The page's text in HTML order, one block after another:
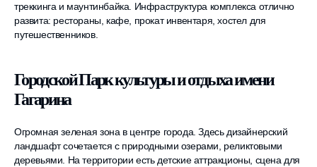
треккинга и маунтинбайка. Инфраструктура комплекса отлично
развита: рестораны, кафе, прокат инвентаря, хостел для
путешественников.
Городской Парк культуры и отдыха имени
Гагарина
Огромная зеленая зона в центре города. Здесь дизайнерский
ландшафт сочетается с природными озерами, реликтовыми
деревьями. На территории есть детские аттракционы, сцена для